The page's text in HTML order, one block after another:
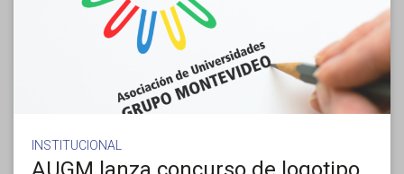
INSTITUCIONAL